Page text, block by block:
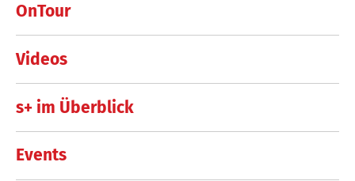
OnTour
Videos
s+ im Überblick
Events